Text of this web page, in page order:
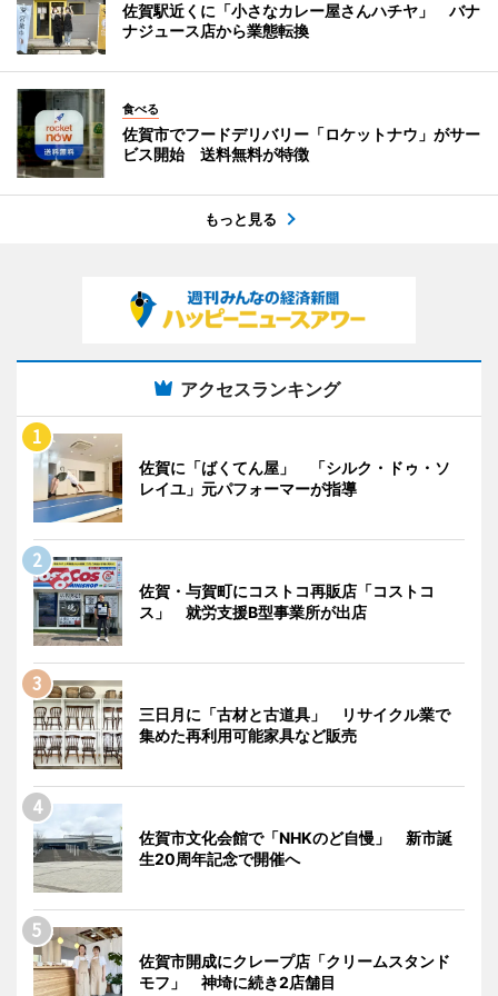
佐賀駅近くに「小さなカレー屋さんハチヤ」 バナ
ナジュース店から業態転換
食べる
佐賀市でフードデリバリー「ロケットナウ」がサー
ビス開始 送料無料が特徴
もっと見る
アクセスランキング
佐賀に「ばくてん屋」 「シルク・ドゥ・ソ
レイユ」元パフォーマーが指導
佐賀・与賀町にコストコ再販店「コストコ
ス」 就労支援B型事業所が出店
三日月に「古材と古道具」 リサイクル業で
集めた再利用可能家具など販売
佐賀市文化会館で「NHKのど自慢」 新市誕
生20周年記念で開催へ
佐賀市開成にクレープ店「クリームスタンド
モフ」 神埼に続き2店舗目